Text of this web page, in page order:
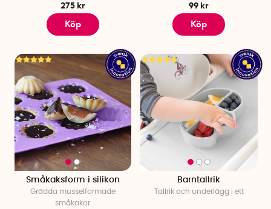
275 kr
Köp
99 kr
Köp
Småkaksform i silikon
Grädda musselformade
småkakor
Barntallrik
Tallrik och underlägg i ett